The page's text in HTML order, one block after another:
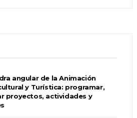
angular de la Animación
y Turística: programar,
proyectos, actividades y